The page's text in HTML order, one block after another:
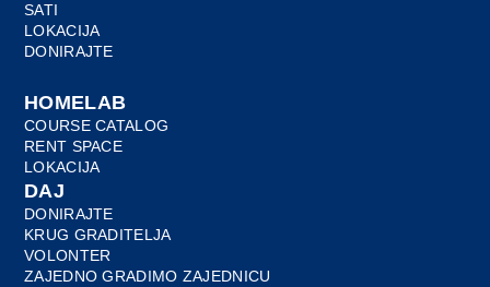
SATI
LOKACIJA
DONIRAJTE
HOMELAB
COURSE CATALOG
RENT SPACE
LOKACIJA
DAJ
DONIRAJTE
KRUG GRADITELJA
VOLONTER
ZAJEDNO GRADIMO ZAJEDNICU